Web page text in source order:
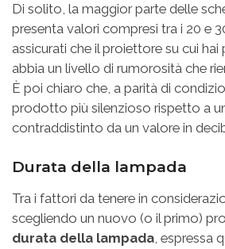
Di solito, la maggior parte delle
presenta valori compresi tra i 20 e
assicurati che il proiettore su cui
abbia un livello di rumorosità che
È poi chiaro che, a parità di
prodotto più silenzioso rispetto a
contraddistinto da un valore in
Durata della lampada
Tra i fattori da tenere in
scegliendo un nuovo (o il primo)
durata della lampada, espressa